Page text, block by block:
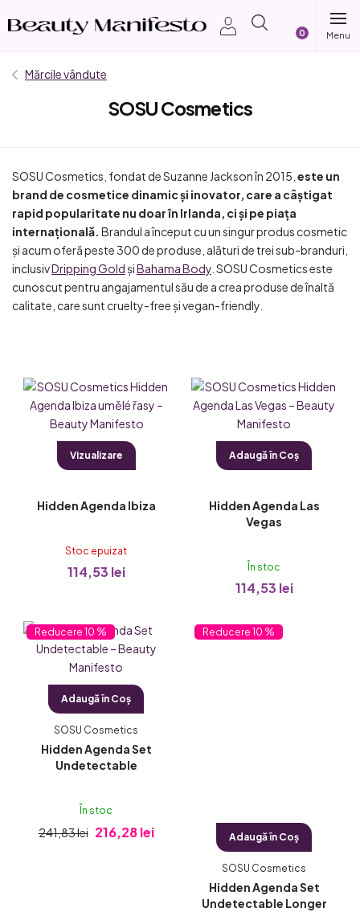
Mărcile vândute
SOSU Cosmetics
i
s
t
ă
p
r
o
SOSU Cosmetics, fondat de Suzanne Jackson în 2015, este un
brand de cosmetice dinamic și inovator, care a câștigat
rapid popularitate nu doar în Irlanda, ci și pe piața
internațională. Brandul a început cu un singur produs cosmetic
și acum oferă peste 300 de produse, alături de trei sub-branduri,
inclusivDripping GoldșiBahama Body . SOSU Cosmetics este
cunoscut pentru angajamentul său de a crea produse de înaltă
calitate, care sunt cruelty-free și vegan-friendly.
Hidden Agenda Ibiza
Stoc epuizat
114,53 lei
Vizualizare
Hidden Agenda Las
Vegas
În stoc
114,53 lei
Adaugă în Coş
10 %
Hidden Agenda Set
Undetectable
SOSU Cosmetics
În stoc
241,83 lei 216,28 lei
Adaugă în Coş
10 %
Hidden Agenda Set
Undetectable Longer
SOSU Cosmetics
Adaugă în Coş